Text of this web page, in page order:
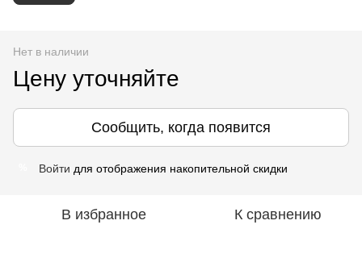
Нет в наличии
Цену уточняйте
Сообщить, когда появится
Войти для отображения накопительной скидки
В избранное К сравнению